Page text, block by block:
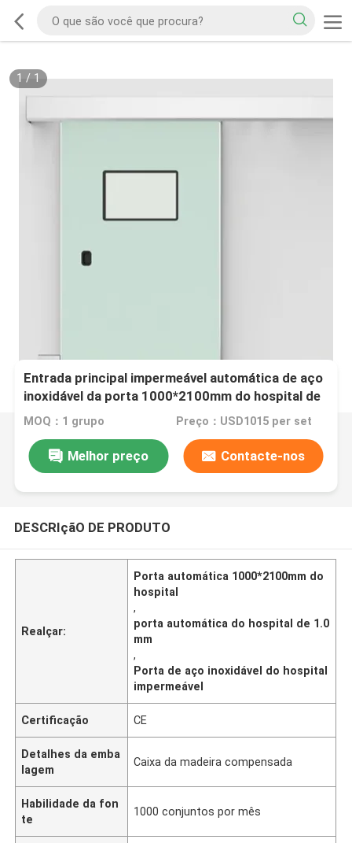
1 / 1
Entrada principal impermeável automática de aço
inoxidável da porta 1000*2100mm do hospital de
1.0mm
MOQ：1 grupo Preço：USD1015 per set
Melhor preço Contacte-nos
DESCRIçãO DE PRODUTO
Realçar:
Porta automática 1000*2100mm do
hospital
,
porta automática do hospital de 1.0
mm
,
Porta de aço inoxidável do hospital
impermeável
Certificação CE
Detalhes da emba
lagem
Caixa da madeira compensada
Habilidade da fon
te
1000 conjuntos por mês